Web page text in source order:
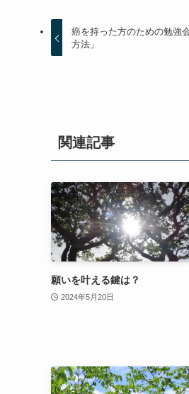
癌を持った方のための勉強
方法」
関連記事
願いを叶える鍵は？
2024年5月20日